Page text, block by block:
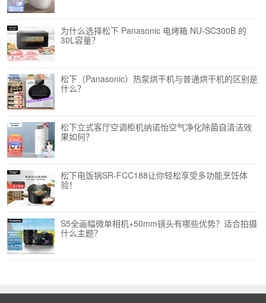
为什么选择松下 Panasonic 电烤箱 NU-SC300B 的
30L容量？
松下（Panasonic）热泵烘干机与普通烘干机的区别是
什么？
松下立式客厅空调柜机纳诺怡空气净化除菌自清洁效
果如何？
松下电饭锅SR-FCC188让你轻松享受多功能烹饪体
验！
S5全画幅微单相机+50mm镜头有哪些优势？适合拍摄
什么主题？